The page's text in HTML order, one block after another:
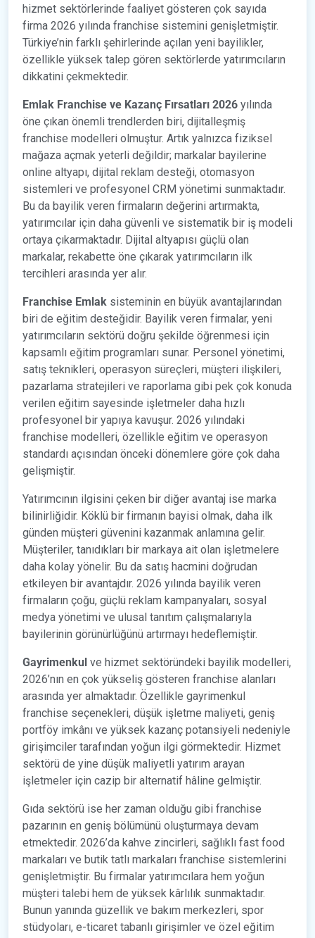
hizmet sektörlerinde faaliyet gösteren çok sayıda
firma 2026 yılında franchise sistemini genişletmiştir.
Türkiye’nin farklı şehirlerinde açılan yeni bayilikler,
özellikle yüksek talep gören sektörlerde yatırımcıların
dikkatini çekmektedir.
Emlak Franchise ve Kazanç Fırsatları 2026 yılında
öne çıkan önemli trendlerden biri, dijitalleşmiş
franchise modelleri olmuştur. Artık yalnızca fiziksel
mağaza açmak yeterli değildir; markalar bayilerine
online altyapı, dijital reklam desteği, otomasyon
sistemleri ve profesyonel CRM yönetimi sunmaktadır.
Bu da bayilik veren firmaların değerini artırmakta,
yatırımcılar için daha güvenli ve sistematik bir iş modeli
ortaya çıkarmaktadır. Dijital altyapısı güçlü olan
markalar, rekabette öne çıkarak yatırımcıların ilk
tercihleri arasında yer alır.
Franchise Emlak sisteminin en büyük avantajlarından
biri de eğitim desteğidir. Bayilik veren firmalar, yeni
yatırımcıların sektörü doğru şekilde öğrenmesi için
kapsamlı eğitim programları sunar. Personel yönetimi,
satış teknikleri, operasyon süreçleri, müşteri ilişkileri,
pazarlama stratejileri ve raporlama gibi pek çok konuda
verilen eğitim sayesinde işletmeler daha hızlı
profesyonel bir yapıya kavuşur. 2026 yılındaki
franchise modelleri, özellikle eğitim ve operasyon
standardı açısından önceki dönemlere göre çok daha
gelişmiştir.
Yatırımcının ilgisini çeken bir diğer avantaj ise marka
bilinirliğidir. Köklü bir firmanın bayisi olmak, daha ilk
günden müşteri güvenini kazanmak anlamına gelir.
Müşteriler, tanıdıkları bir markaya ait olan işletmelere
daha kolay yönelir. Bu da satış hacmini doğrudan
etkileyen bir avantajdır. 2026 yılında bayilik veren
firmaların çoğu, güçlü reklam kampanyaları, sosyal
medya yönetimi ve ulusal tanıtım çalışmalarıyla
bayilerinin görünürlüğünü artırmayı hedeflemiştir.
Gayrimenkul ve hizmet sektöründeki bayilik modelleri,
2026’nın en çok yükseliş gösteren franchise alanları
arasında yer almaktadır. Özellikle gayrimenkul
franchise seçenekleri, düşük işletme maliyeti, geniş
portföy imkânı ve yüksek kazanç potansiyeli nedeniyle
girişimciler tarafından yoğun ilgi görmektedir. Hizmet
sektörü de yine düşük maliyetli yatırım arayan
işletmeler için cazip bir alternatif hâline gelmiştir.
Gıda sektörü ise her zaman olduğu gibi franchise
pazarının en geniş bölümünü oluşturmaya devam
etmektedir. 2026’da kahve zincirleri, sağlıklı fast food
markaları ve butik tatlı markaları franchise sistemlerini
genişletmiştir. Bu firmalar yatırımcılara hem yoğun
müşteri talebi hem de yüksek kârlılık sunmaktadır.
Bunun yanında güzellik ve bakım merkezleri, spor
stüdyoları, e-ticaret tabanlı girişimler ve özel eğitim